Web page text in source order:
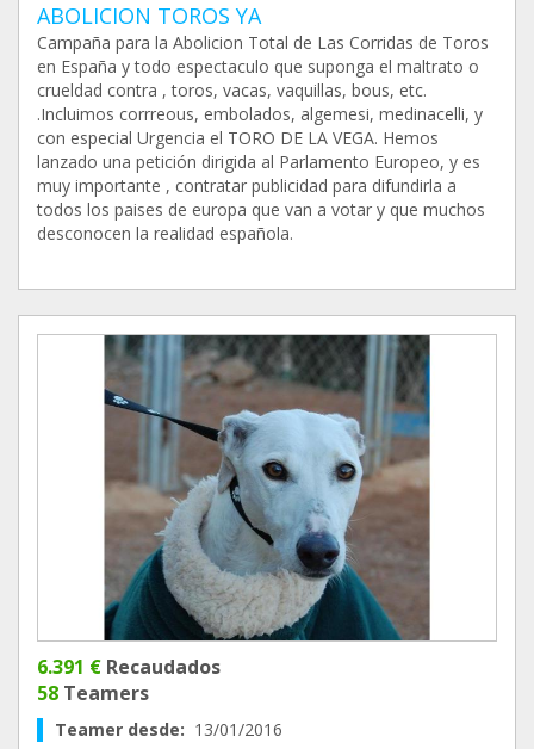
ABOLICION TOROS YA
Campaña para la Abolicion Total de Las Corridas de Toros
en España y todo espectaculo que suponga el maltrato o
crueldad contra , toros, vacas, vaquillas, bous, etc.
.Incluimos corrreous, embolados, algemesi, medinacelli, y
con especial Urgencia el TORO DE LA VEGA. Hemos
lanzado una petición dirigida al Parlamento Europeo, y es
muy importante , contratar publicidad para difundirla a
todos los paises de europa que van a votar y que muchos
desconocen la realidad española.
6.391 € Recaudados
58 Teamers
Teamer desde: 13/01/2016